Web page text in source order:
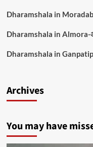
Dharamshala in
Dharamshala in Almora-
Dharamshala in
Archives
You may have